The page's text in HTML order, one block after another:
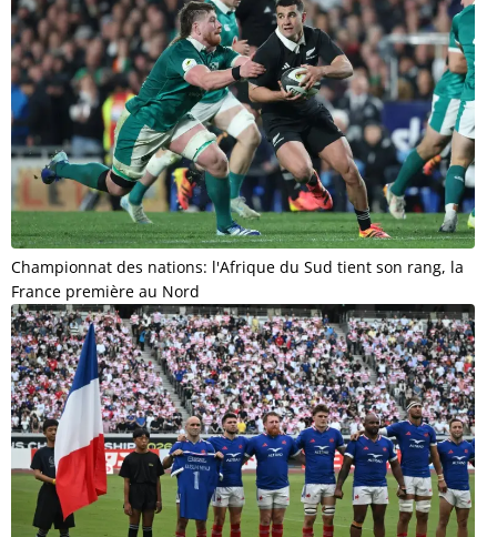
Championnat des nations: l'Afrique du Sud tient son rang, la
France première au Nord